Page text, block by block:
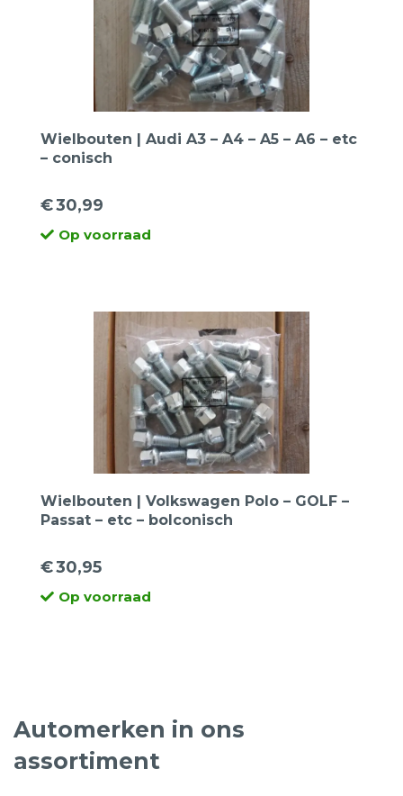
Wielbouten | Audi A3 – A4 – A5 – A6 – etc
– conisch
€30,99
Op voorraad
Wielbouten | Volkswagen Polo – GOLF –
Passat – etc – bolconisch
€30,95
Op voorraad
Automerken in ons
assortiment